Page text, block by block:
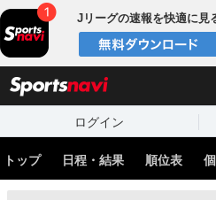
Jリーグの速報を快適に見
ログイン
トップ 日程・結果 順位表